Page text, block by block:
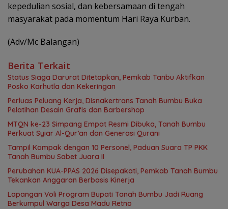
kepedulian sosial, dan kebersamaan di tengah
masyarakat pada momentum Hari Raya Kurban.
(Adv/Mc Balangan)
Berita Terkait
Status Siaga Darurat Ditetapkan, Pemkab Tanbu Aktifkan
Posko Karhutla dan Kekeringan
Perluas Peluang Kerja, Disnakertrans Tanah Bumbu Buka
Pelatihan Desain Grafis dan Barbershop
MTQN ke-23 Simpang Empat Resmi Dibuka, Tanah Bumbu
Perkuat Syiar Al-Qur’an dan Generasi Qurani
Tampil Kompak dengan 10 Personel, Paduan Suara TP PKK
Tanah Bumbu Sabet Juara II
Perubahan KUA-PPAS 2026 Disepakati, Pemkab Tanah Bumbu
Tekankan Anggaran Berbasis Kinerja
Lapangan Voli Program Bupati Tanah Bumbu Jadi Ruang
Berkumpul Warga Desa Madu Retno